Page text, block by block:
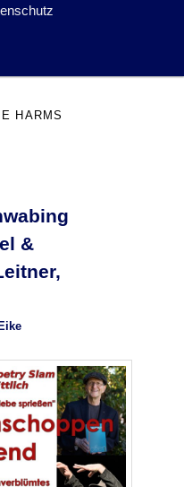
HARMS
&
Eike